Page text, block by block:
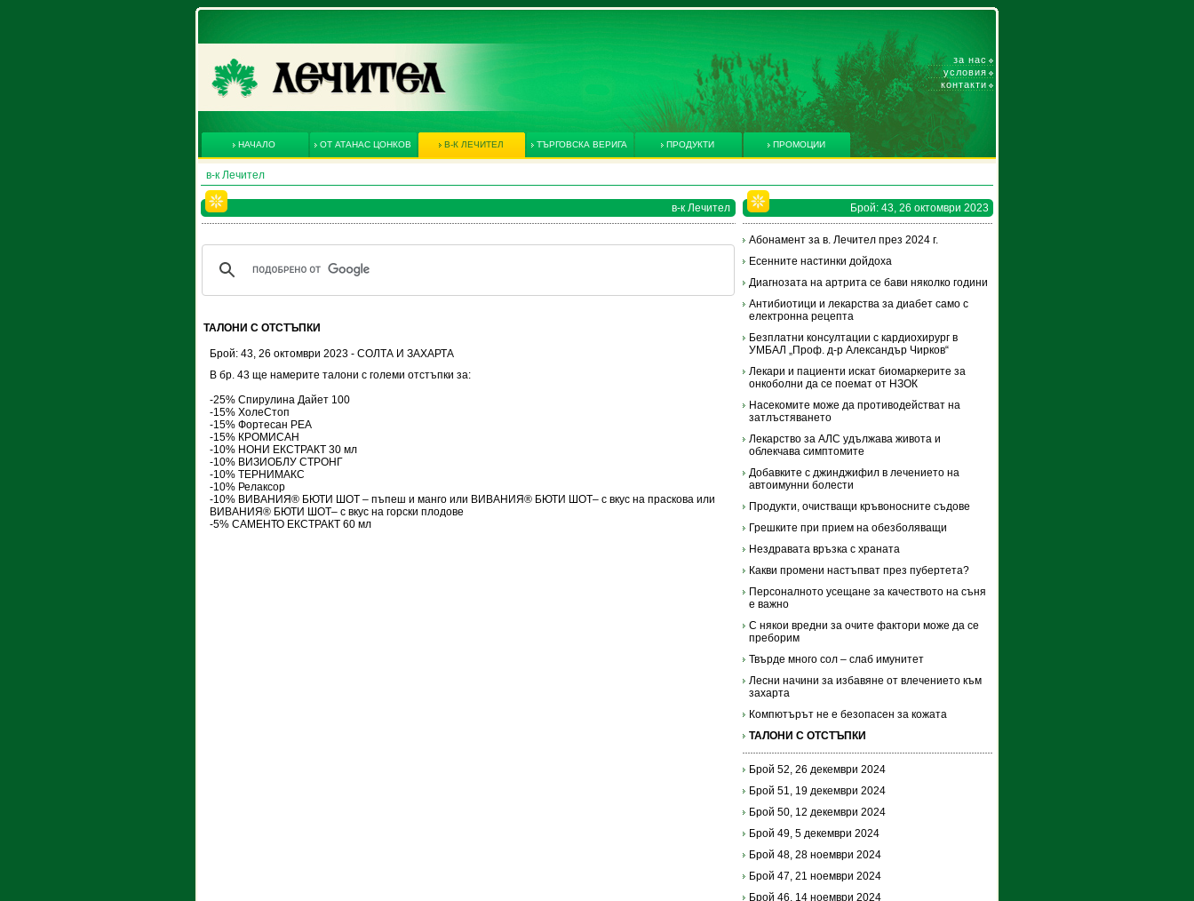
за нас
условия
контакти
НАЧАЛО ОТ АТАНАС ЦОНКОВ В-К ЛЕЧИТЕЛ ТЪРГОВСКА ВЕРИГА ПРОДУКТИ ПРОМОЦИИ
в-к Лечител
в-к Лечител
ТАЛОНИ С ОТСТЪПКИ
Брой: 43, 26 октомври 2023 - СОЛТА И ЗАХАРТА
В бр. 43 ще намерите талони с големи отстъпки за:
-25% Спирулина Дайет 100
-15% ХолеСтоп
-15% Фортесан РЕА
-15% КРОМИСАН
-10% НОНИ ЕКСТРАКТ 30 мл
-10% ВИЗИОБЛУ СТРОНГ
-10% ТЕРНИМАКС
-10% Релаксор
-10% ВИВАНИЯ® БЮТИ ШОТ – пъпеш и манго или ВИВАНИЯ® БЮТИ ШОТ– с вкус на праскова или
ВИВАНИЯ® БЮТИ ШОТ– с вкус на горски плодове
-5% САМЕНТО ЕКСТРАКТ 60 мл
Брой: 43, 26 октомври 2023
Абонамент за в. Лечител през 2024 г.
Есенните настинки дойдоха
Диагнозата на артрита се бави няколко години
Антибиотици и лекарства за диабет само с
електронна рецепта
Безплатни консултации с кардиохирург в
УМБАЛ „Проф. д-р Александър Чирков“
Лекари и пациенти искат биомаркерите за
онкоболни да се поемат от НЗОК
Насекомите може да противодействат на
затлъстяването
Лекарство за АЛС удължава живота и
облекчава симптомите
Добавките с джинджифил в лечението на
автоимунни болести
Продукти, очистващи кръвоносните съдове
Грешките при прием на обезболяващи
Нездравата връзка с храната
Какви промени настъпват през пубертета?
Персоналното усещане за качеството на съня
е важно
С някои вредни за очите фактори може да се
преборим
Твърде много сол – слаб имунитет
Лесни начини за избавяне от влечението към
захарта
Компютърът не е безопасен за кожата
ТАЛОНИ С ОТСТЪПКИ
Брой 52, 26 декември 2024
Брой 51, 19 декември 2024
Брой 50, 12 декември 2024
Брой 49, 5 декември 2024
Брой 48, 28 ноември 2024
Брой 47, 21 ноември 2024
Брой 46, 14 ноември 2024